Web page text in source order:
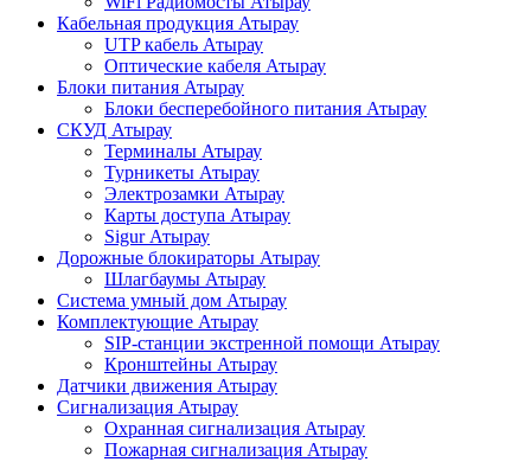
Кабельная продукция Атырау
UTP кабель Атырау
Оптические кабеля Атырау
Блоки питания Атырау
Блоки бесперебойного питания Атырау
СКУД Атырау
Терминалы Атырау
Турникеты Атырау
Электрозамки Атырау
Карты доступа Атырау
Sigur Атырау
Дорожные блокираторы Атырау
Шлагбаумы Атырау
Система умный дом Атырау
Комплектующие Атырау
SIP-станции экстренной помощи Атырау
Кронштейны Атырау
Датчики движения Атырау
Сигнализация Атырау
Охранная сигнализация Атырау
Пожарная сигнализация Атырау